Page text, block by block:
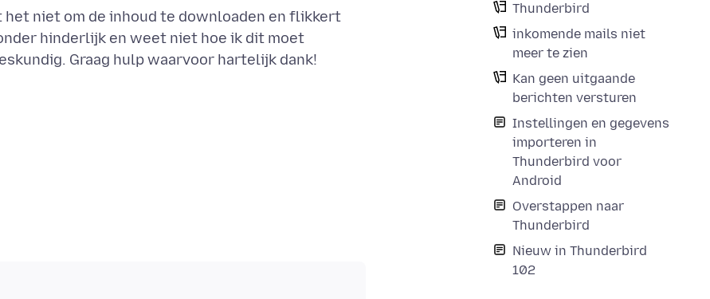
Thunderbird
inkomende mails niet
meer te zien
Kan geen uitgaande
berichten versturen
Instellingen en gegevens
importeren in
Thunderbird voor
Android
Overstappen naar
Thunderbird
Nieuw in Thunderbird
102
niet om de inhoud te downloaden en flikkert
hinderlijk en weet niet hoe ik dit moet